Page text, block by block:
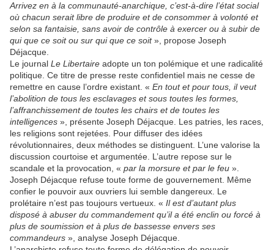
Arrivez en à la communauté-anarchique, c’est-à-dire l’état social
où chacun serait libre de produire et de consommer à volonté et
selon sa fantaisie, sans avoir de contrôle à exercer ou à subir de
qui que ce soit ou sur qui que ce soit», propose Joseph
Déjacque.
Le journal Le Libertaire adopte un ton polémique et une radicalité
politique. Ce titre de presse reste confidentiel mais ne cesse de
remettre en cause l’ordre existant. « En tout et pour tous, il veut
l’abolition de tous les esclavages et sous toutes les formes,
l’affranchissement de toutes les chairs et de toutes les
intelligences », présente Joseph Déjacque. Les patries, les races,
les religions sont rejetées. Pour diffuser des idées
révolutionnaires, deux méthodes se distinguent. L’une valorise la
discussion courtoise et argumentée. L’autre repose sur le
scandale et la provocation, « par la morsure et par le feu ».
Joseph Déjacque refuse toute forme de gouvernement. Même
confier le pouvoir aux ouvriers lui semble dangereux. Le
prolétaire n’est pas toujours vertueux. « Il est d’autant plus
disposé à abuser du commandement qu’il a été enclin ou forcé à
plus de soumission et à plus de bassesse envers ses
commandeurs », analyse Joseph Déjacque.